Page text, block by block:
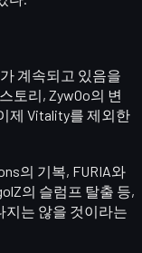
계속되고 있음을
토리, ZywOo의 변
제 Vitality를 제외한
의 기복, FURIA와
의 슬럼프 탈출 등,
지는 않을 것이라는